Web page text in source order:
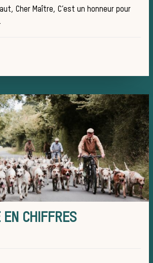
Cher Maître, C’est un honneur pour
EN CHIFFRES